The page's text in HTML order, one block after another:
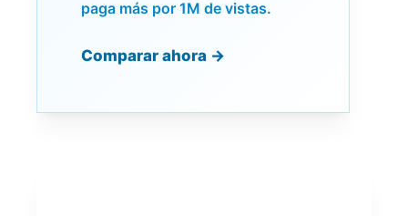
paga más por 1M de vistas.
Comparar ahora →